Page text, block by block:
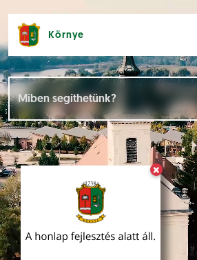
×
Környe
Hírek [
Események []
Dokumentumok []
Aloldalak [ ]